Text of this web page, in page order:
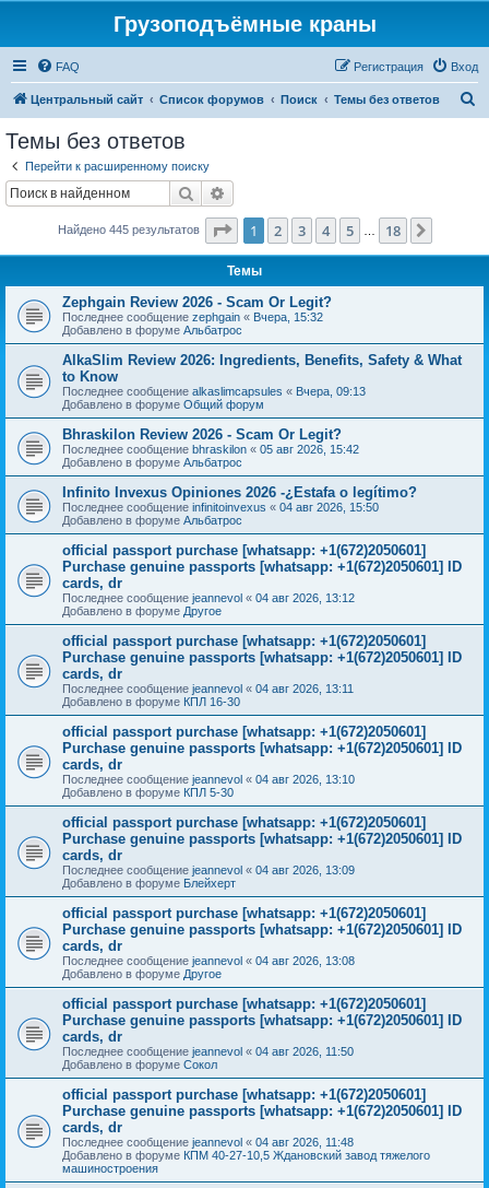
Грузоподъёмные краны
FAQ Вход
Регистрация
Центральный сайт Список форумов Поиск Темы без ответов
Темы без ответов
Перейти к расширенному поиску
Поиск
Найдено 445 результатов Страница из 18
1 2 3 4 5 18
Темы
Zephgain Review 2026 - Scam Or Legit?
Последнее сообщение zephgain « Вчера, 15:32
Добавлено в форуме Альбатрос
AlkaSlim Review 2026: Ingredients, Benefits, Safety & What
to Know
Последнее сообщение alkaslimcapsules « Вчера, 09:13
Добавлено в форуме Общий форум
Bhraskilon Review 2026 - Scam Or Legit?
Последнее сообщение bhraskilon « 05 авг 2026, 15:42
Добавлено в форуме Альбатрос
Infinito Invexus Opiniones 2026 -¿Estafa o legítimo?
Последнее сообщение infinitoinvexus « 04 авг 2026, 15:50
Добавлено в форуме Альбатрос
official passport purchase [whatsapp: +1(672)2050601]
Purchase genuine passports [whatsapp: +1(672)2050601] ID
cards, dr
Последнее сообщение jeannevol « 04 авг 2026, 13:12
Добавлено в форуме Другое
official passport purchase [whatsapp: +1(672)2050601]
Purchase genuine passports [whatsapp: +1(672)2050601] ID
cards, dr
Последнее сообщение jeannevol « 04 авг 2026, 13:11
Добавлено в форуме КПЛ 16-30
official passport purchase [whatsapp: +1(672)2050601]
Purchase genuine passports [whatsapp: +1(672)2050601] ID
cards, dr
Последнее сообщение jeannevol « 04 авг 2026, 13:10
Добавлено в форуме КПЛ 5-30
official passport purchase [whatsapp: +1(672)2050601]
Purchase genuine passports [whatsapp: +1(672)2050601] ID
cards, dr
Последнее сообщение jeannevol « 04 авг 2026, 13:09
Добавлено в форуме Блейхерт
official passport purchase [whatsapp: +1(672)2050601]
Purchase genuine passports [whatsapp: +1(672)2050601] ID
cards, dr
Последнее сообщение jeannevol « 04 авг 2026, 13:08
Добавлено в форуме Другое
official passport purchase [whatsapp: +1(672)2050601]
Purchase genuine passports [whatsapp: +1(672)2050601] ID
cards, dr
Последнее сообщение jeannevol « 04 авг 2026, 11:50
Добавлено в форуме Сокол
official passport purchase [whatsapp: +1(672)2050601]
Purchase genuine passports [whatsapp: +1(672)2050601] ID
cards, dr
Последнее сообщение jeannevol « 04 авг 2026, 11:48
Добавлено в форуме КПМ 40-27-10,5 Ждановский завод тяжелого
машиностроения